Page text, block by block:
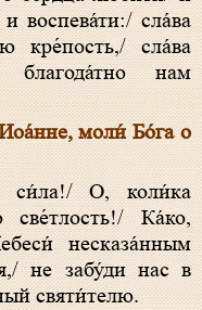
воспева́ти:/ сла́ва
кре́пость,/ сла́ва
благода́тно нам
моли́ Бо́га о
све́тлость!/ Ка́ко,
несказа́нным
не забу́ди нас в
святи́телю.